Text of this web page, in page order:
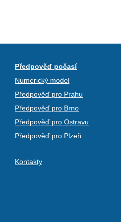
Předpověď počasí
Numerický model
Předpověď pro Prahu
Předpověď pro Brno
Předpověď pro Ostravu
Předpověď pro Plzeň
Kontakty